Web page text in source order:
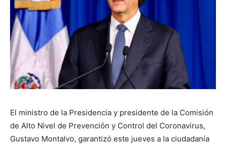
El ministro de la Presidencia y presidente de la Comisión
de Alto Nivel de Prevención y Control del Coronavirus,
Gustavo Montalvo, garantizó este jueves a la ciudadanía